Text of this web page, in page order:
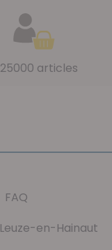
articles
FAQ
Leuze-en-Hainaut